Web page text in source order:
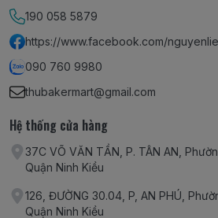
190 058 5879
https://www.facebook.com/
090 760 9980
thubakermart@gmail.com
Hệ thống cửa hàng
37C VÕ VĂN TẦN, P. TÂN AN,
Quận Ninh Kiều
126, ĐƯỜNG 30.04, P, AN PHÚ,
Quận Ninh Kiều